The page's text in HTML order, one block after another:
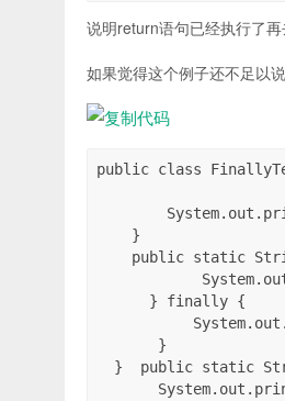
说明return语句已经执行了
如果觉得这个例子还不足以
public class
}
public static
} finally {
}
}  public static